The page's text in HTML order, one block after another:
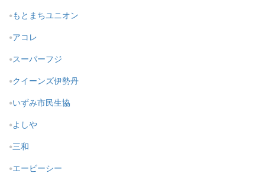
もとまちユニオン
アコレ
スーパーフジ
クイーンズ伊勢丹
いずみ市民生協
よしや
三和
エービーシー